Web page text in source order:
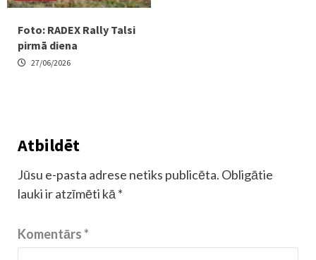
Foto: RADEX Rally Talsi
pirmā diena
27/06/2026
Atbildēt
Jūsu e-pasta adrese netiks publicēta. Obligātie
lauki ir atzīmēti kā *
Komentārs*